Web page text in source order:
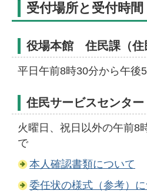
受付場所と受付時間
役場本館 住民課（住
平日午前8時30分から午後
住民サービスセンター
火曜日、祝日以外の午前8
で
本人確認書類について
委任状の様式（参考）